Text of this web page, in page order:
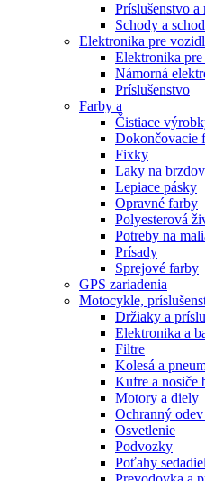
Príslušenstvo
Schody a
Elektronika pre
Elektronika pre
Námorná
Príslušenstvo
Farby a
Čistiace
Dokončovacie
Fixky
Laky na
Lepiace pásky
Opravné farby
Polyesterová
Potreby na
Prísady
Sprejové farby
GPS zariadenia
Motocykle,
Držiaky a
Elektronika a
Filtre
Kolesá a
Kufre a nosiče
Motory a diely
Ochranný
Osvetlenie
Podvozky
Poťahy sedadiel